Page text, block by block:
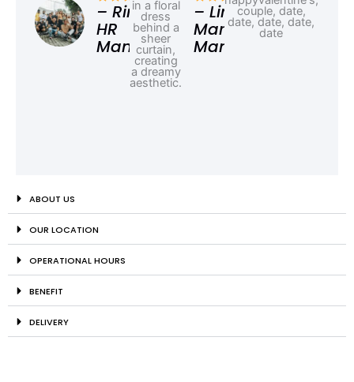
– Rina,
HR
Manager
– Linda,
Marketing
Manager
ABOUT US
OUR LOCATION
OPERATIONAL HOURS
BENEFIT
DELIVERY